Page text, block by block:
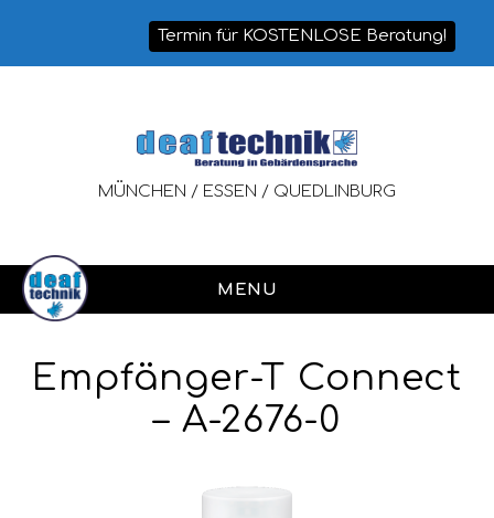
MÜNCHEN / ESSEN / QUEDLINBURG
MENU
Empfänger-T Connect
– A-2676-0
Termin für KOSTENLOSE Beratung!